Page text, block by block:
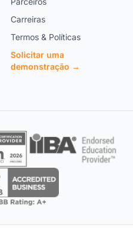
Carreiras
Termos & Políticas
Solicitar uma
demonstração →